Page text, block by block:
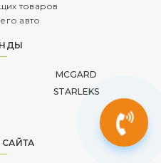
товаров
авто
MCGARD
STARLEKS
САЙТА